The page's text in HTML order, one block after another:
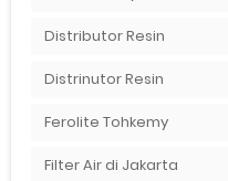
Distributor Resin
Distrinutor Resin
Ferolite Tohkemy
Filter Air di Jakarta